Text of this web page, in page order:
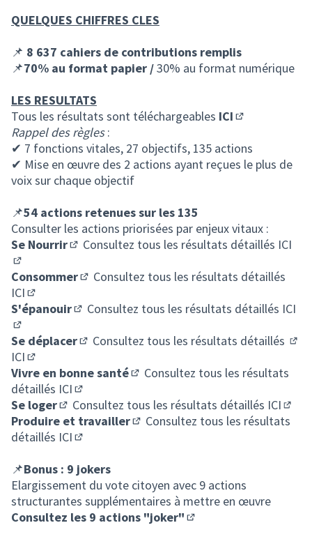
QUELQUES CHIFFRES CLES
📌 8 637 cahiers de contributions remplis
📌70% au format papier /30% au format numérique
LES RESULTATS
Tous les résultats sont téléchargeables ICI
Rappel des règles:
✔ 7 fonctions vitales, 27 objectifs, 135 actions
✔ Mise en œuvre des 2 actions ayant reçues le plus de
voix sur chaque objectif
📌54 actions retenues sur les 135
Consulter les actions priorisées par enjeux vitaux :
Se Nourrir
Consultez tous les résultats détaillés ICI
(Lien externe)
Consommer
Consultez tous les résultats détaillés
ICI
(Lien externe)
S'épanouir Consultez tous les résultats détaillés ICI
(Lien externe)
Se déplacer Consultez tous les résultats détaillés
ICI
(Lien externe)
Vivre en bonne santé
Consultez tous les résultats
détaillés ICI
(Lien externe)
Se loger
(S'ouvre dans un nouvel onglet)
Consultez tous les résultats détaillés ICI
(Lien
Produire et travailler
Consultez tous les résultats
détaillés ICI
📌Bonus : 9 jokers
Elargissement du vote citoyen avec 9 actions
structurantes supplémentaires à mettre en œuvre
Consultez les 9 actions "joker"